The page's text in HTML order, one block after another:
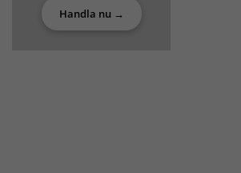
Handla nu →